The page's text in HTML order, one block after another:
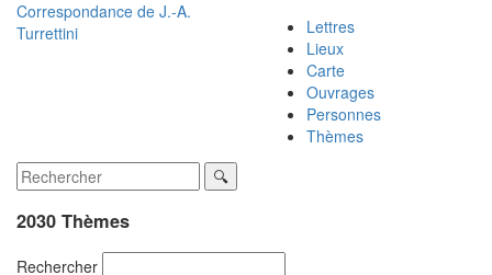
Correspondance de J.-A.
Turrettini
Lettres
Lieux
Carte
Ouvrages
Personnes
Thèmes
2030 Thèmes
Rechercher